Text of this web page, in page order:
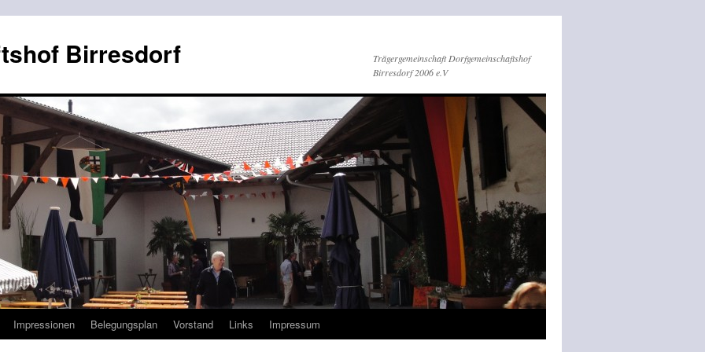
Birresdorf
Trägergemeinschaft Dorfgemeinschaftshof
Birresdorf 2006 e.V
Impressionen Belegungsplan Vorstand Links Impressum